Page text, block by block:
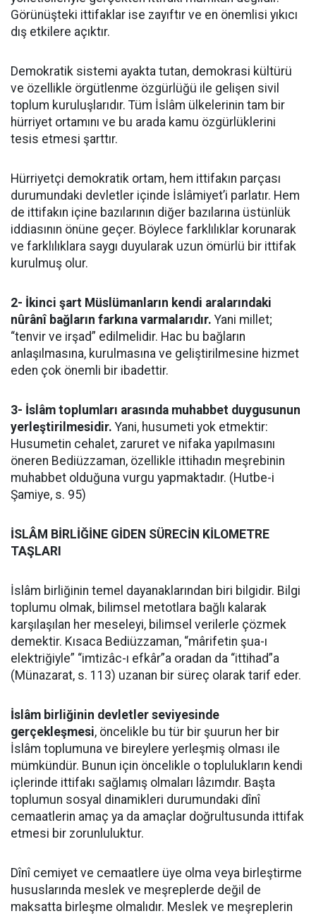
Görünüşteki ittifaklar ise zayıftır ve en önemlisi yıkıcı
dış etkilere açıktır.
Demokratik sistemi ayakta tutan, demokrasi kültürü
ve özellikle örgütlenme özgürlüğü ile gelişen sivil
toplum kuruluşlarıdır. Tüm İslâm ülkelerinin tam bir
hürriyet ortamını ve bu arada kamu özgürlüklerini
tesis etmesi şarttır.
Hürriyetçi demokratik ortam, hem ittifakın parçası
durumundaki devletler içinde İslâmiyet’i parlatır. Hem
de ittifakın içine bazılarının diğer bazılarına üstünlük
iddiasının önüne geçer. Böylece farklılıklar korunarak
ve farklılıklara saygı duyularak uzun ömürlü bir ittifak
kurulmuş olur.
2- İkinci şart Müslümanların kendi aralarındaki
nûrânî bağların farkına varmalarıdır. Yani millet;
“tenvir ve irşad” edilmelidir. Hac bu bağların
anlaşılmasına, kurulmasına ve geliştirilmesine hizmet
eden çok önemli bir ibadettir.
3- İslâm toplumları arasında muhabbet duygusunun
yerleştirilmesidir. Yani, husumeti yok etmektir:
Husumetin cehalet, zaruret ve nifaka yapılmasını
öneren Bediüzzaman, özellikle ittihadın meşrebinin
muhabbet olduğuna vurgu yapmaktadır. (Hutbe-i
Şamiye, s. 95)
İSLÂM BİRLİĞİNE GİDEN SÜRECİN KİLOMETRE
TAŞLARI
İslâm birliğinin temel dayanaklarından biri bilgidir. Bilgi
toplumu olmak, bilimsel metotlara bağlı kalarak
karşılaşılan her meseleyi, bilimsel verilerle çözmek
demektir. Kısaca Bediüzzaman, “mârifetin şua-ı
elektriğiyle” “imtizâc-ı efkâr”a oradan da “ittihad”a
(Münazarat, s. 113) uzanan bir süreç olarak tarif eder.
İslâm birliğinin devletler seviyesinde
gerçekleşmesi, öncelikle bu tür bir şuurun her bir
İslâm toplumuna ve bireylere yerleşmiş olması ile
mümkündür. Bunun için öncelikle o toplulukların kendi
içlerinde ittifakı sağlamış olmaları lâzımdır. Başta
toplumun sosyal dinamikleri durumundaki dînî
cemaatlerin amaç ya da amaçlar doğrultusunda ittifak
etmesi bir zorunluluktur.
Dînî cemiyet ve cemaatlere üye olma veya birleştirme
hususlarında meslek ve meşreplerde değil de
maksatta birleşme olmalıdır. Meslek ve meşreplerin